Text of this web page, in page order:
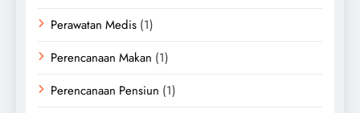
Perawatan Medis (1)
Perencanaan Makan (1)
Perencanaan Pensiun (1)